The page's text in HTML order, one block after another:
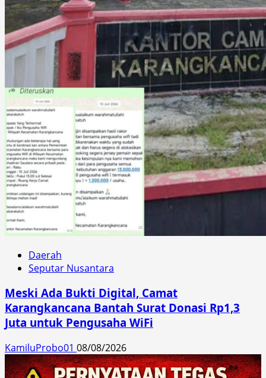
Daerah
Seputar Nusantara
Meski Ada Bukti Digital, Camat
Karangkancana Bantah Surat Donasi Rp1,3
Juta untuk Pengusaha WiFi
KamiluProbo01 08/08/2026